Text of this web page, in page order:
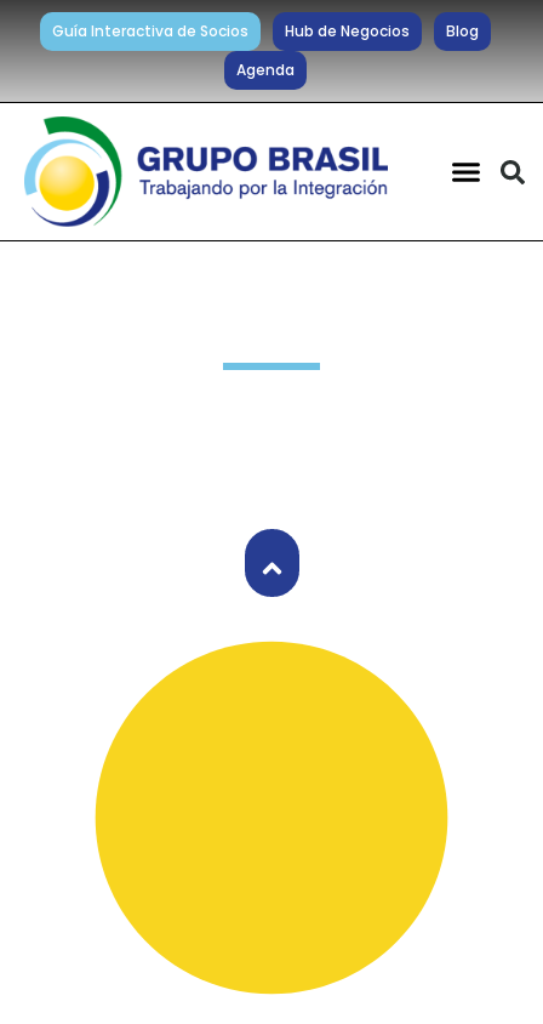
Guía Interactiva de Socios Hub de Negocios
Blog
Agenda